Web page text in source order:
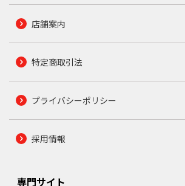
店舗案内
特定商取引法
プライバシーポリシー
採用情報
専門サイト